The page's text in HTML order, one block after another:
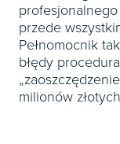
przede
Pełnomocnik
błędy
milionów